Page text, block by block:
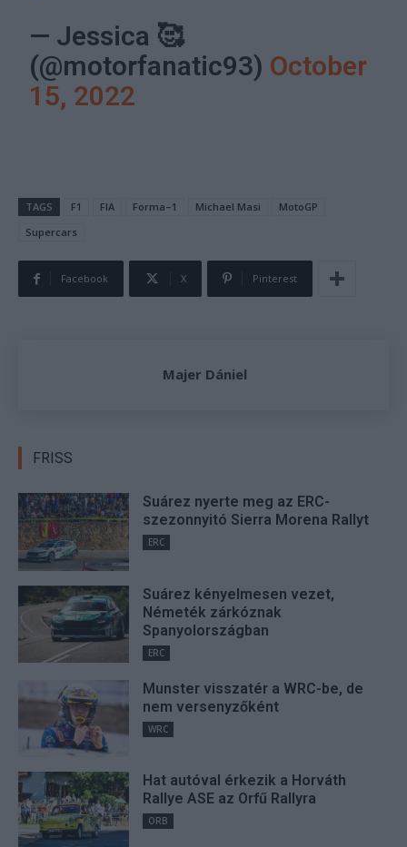
— Jessica 🥰
(@motorfanatic93) October
15, 2022
TAGS F1 FIA Forma–1 Michael Masi
MotoGP
Supercars
Facebook X Pinterest
Majer Dániel
FRISS
Suárez nyerte meg az ERC-
szezonnyitó Sierra Morena Rallyt
ERC
Suárez kényelmesen vezet,
Németék zárkóznak
Spanyolországban
ERC
Munster visszatér a WRC-be, de
nem versenyzőként
WRC
Hat autóval érkezik a Horváth
Rallye ASE az Orfű Rallyra
ORB